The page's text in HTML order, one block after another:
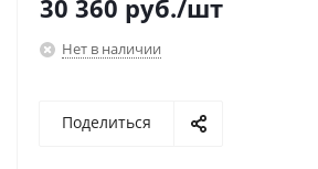
30 360 руб./шт
Нет в наличии
Поделиться